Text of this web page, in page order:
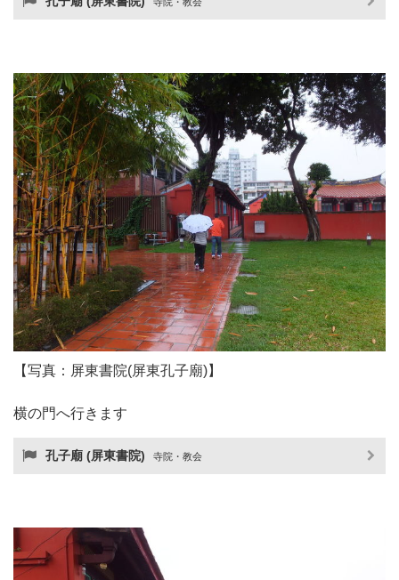
【写真：屏東書院(屏東孔子廟)】
横の門へ行きます
孔子廟 (屏東書院) 寺院・教会